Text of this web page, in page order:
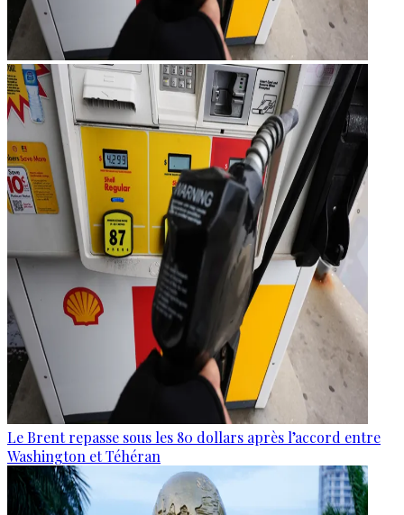
Le Brent repasse sous les 80 dollars après l’accord entre
Washington et Téhéran